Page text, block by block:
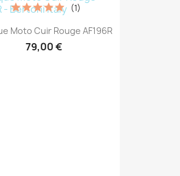
Moto Cuir Rouge AF196R
79,00 €
(1)